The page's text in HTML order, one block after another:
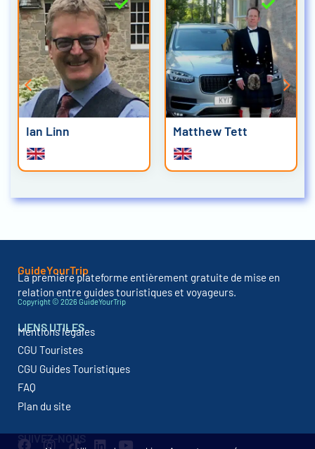
Matthew Tett
GuideYourTrip
La première plateforme entièrement gratuite de mise en
relation entre guides touristiques et voyageurs.
Copyright © 2026 GuideYourTrip
LIENS UTILES
Mentions légales
CGU Touristes
CGU Guides Touristiques
FAQ
Plan du site
SUIVEZ-NOUS